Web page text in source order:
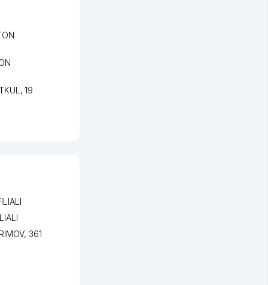
, 19
, 361